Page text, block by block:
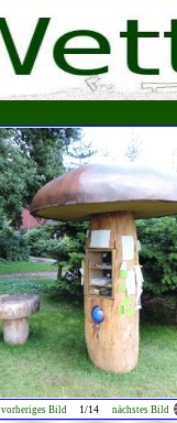
vorheriges Bild 1/14 nächstes Bild